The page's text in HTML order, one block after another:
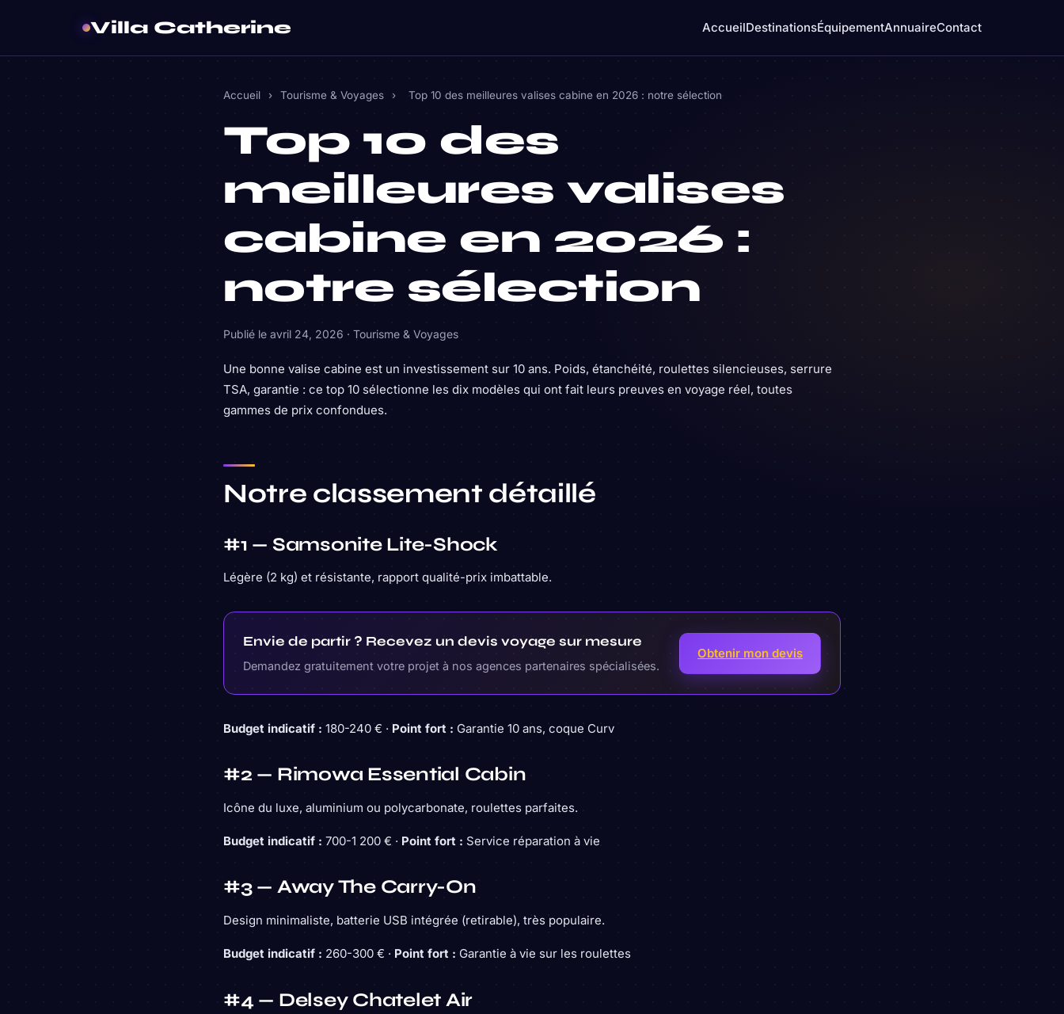
Villa Catherine AccueilDestinationsÉquipementAnnuaireContact
Accueil › Tourisme & Voyages › Top 10 des meilleures valises cabine en 2026 : notre sélection
Top 10 des
meilleures valises
cabine en 2026 :
notre sélection
Publié le avril 24, 2026 · Tourisme & Voyages
Une bonne valise cabine est un investissement sur 10 ans. Poids, étanchéité, roulettes silencieuses, serrure
TSA, garantie : ce top 10 sélectionne les dix modèles qui ont fait leurs preuves en voyage réel, toutes
gammes de prix confondues.
Notre classement détaillé
#1 — Samsonite Lite-Shock
Légère (2 kg) et résistante, rapport qualité-prix imbattable.
Envie de partir ? Recevez un devis voyage sur mesure
Demandez gratuitement votre projet à nos agences partenaires spécialisées.
Obtenir mon devis
Budget indicatif : 180-240 € · Point fort : Garantie 10 ans, coque Curv
#2 — Rimowa Essential Cabin
Icône du luxe, aluminium ou polycarbonate, roulettes parfaites.
Budget indicatif : 700-1 200 € · Point fort : Service réparation à vie
#3 — Away The Carry-On
Design minimaliste, batterie USB intégrée (retirable), très populaire.
Budget indicatif : 260-300 € · Point fort : Garantie à vie sur les roulettes
#4 — Delsey Chatelet Air